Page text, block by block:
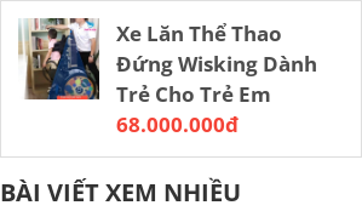
Xe Lăn Thể Thao
Đứng Wisking Dành
Trẻ Cho Trẻ Em
68.000.000đ
BÀI VIẾT XEM NHIỀU